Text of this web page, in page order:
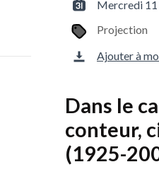
Mercredi 11
Projection
Ajouter à
Dans le
conteur,
(1925-